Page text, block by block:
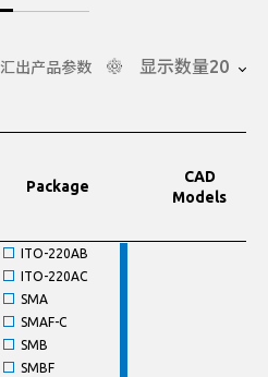
汇出产品参数 显示数量20
Package
CAD
Models
ITO-220AB
ITO-220AC
SMA
SMAF-C
SMB
SMBF